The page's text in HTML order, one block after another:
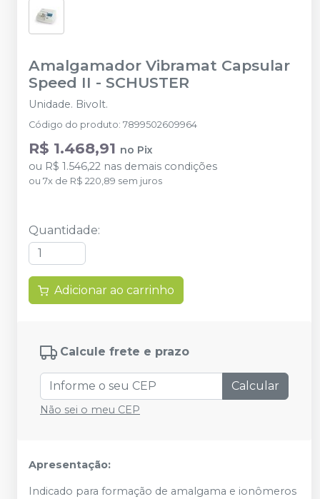
Amalgamador Vibramat Capsular
Speed II - SCHUSTER
Unidade. Bivolt.
Código do produto: 7899502609964
R$ 1.468,91 no Pix
ou R$ 1.546,22 nas demais condições
ou 7x de R$ 220,89 sem juros
Quantidade:
Adicionar ao carrinho
Calcule frete e prazo
Calcular
Não sei o meu CEP
Apresentação:
Indicado para formação de amalgama e ionômeros